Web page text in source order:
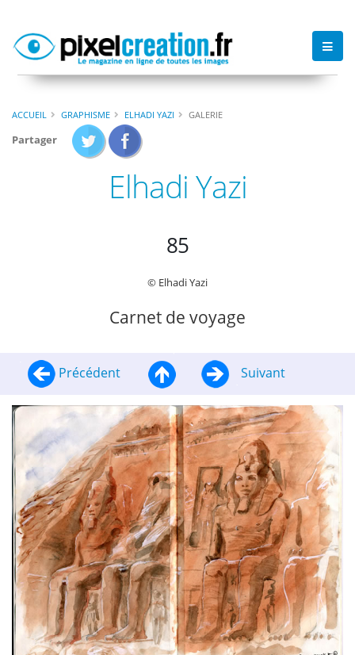
ACCUEIL GRAPHISME ELHADI YAZI GALERIE
Partager
Elhadi Yazi
85
© Elhadi Yazi
Carnet de voyage
Précédent Suivant